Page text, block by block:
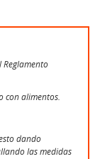
Reglamento
con alimentos.
dando
las medidas